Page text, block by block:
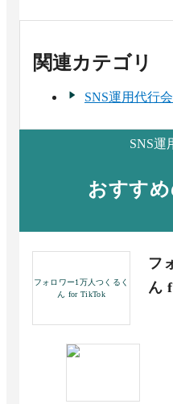
関連カテゴリ
SNS運用代行
SNS運
おすす
フォロワー1万人つくるく
ん for TikTok
フ
ん